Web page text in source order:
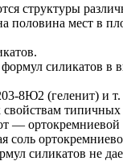
структуры
мест в
формул силикатов
(геленит) и т.
—
соль
силикатов не